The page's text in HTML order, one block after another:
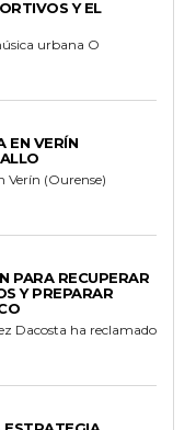
Y EL
urbana O
EN VERÍN
Verín (Ourense)
PARA RECUPERAR
Y PREPARAR
Dacosta ha reclamado